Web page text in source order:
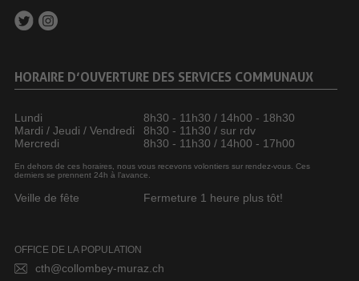
HORAIRE D’OUVERTURE DES SERVICES COMMUNAUX
Lundi
8h30 - 11h30 / 14h00 - 18h30
Mardi / Jeudi / Vendredi
8h30 - 11h30 / sur rdv
Mercredi
8h30 - 11h30 / 14h00 - 17h00
En dehors de ces horaires, nous vous recevons volontiers sur rendez-vous. Ces
derniers se prennent 24h à l’avance.
Veille de fête Fermeture 1 heure plus tôt!
OFFICE DE LA POPULATION
cth@collombey-muraz.ch